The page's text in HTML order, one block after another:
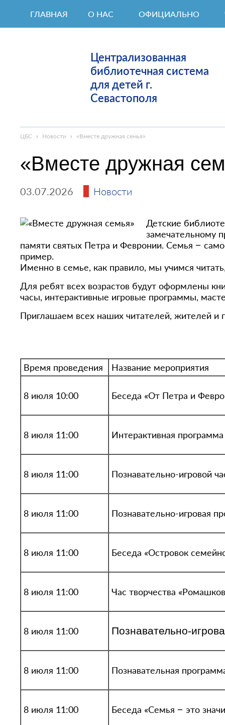
ГЛАВНАЯ О НАС ОФИЦИАЛЬНО
Централизованная
библиотечная система
для детей г.
Севастополя
ЦБС › Новости › «Вместе дружная семья»
«Вместе дружная
03.07.2026 Новости
Детские
замечательному
памяти святых Петра и Февронии. Семья –
пример.
Именно в семье, как правило, мы учимся
Для ребят всех возрастов будут оформлены
часы, интерактивные игровые программы,
Приглашаем всех наших читателей, жителей и
Время проведения Название мероприятия
8 июля 10:00 Беседа «От Петра и
8 июля 11:00 Интерактивная
8 июля 11:00 Познавательно-игровой
8 июля 11:00 Познавательно-игровая
8 июля 11:00 Беседа «Островок
8 июля 11:00 Час творчества
8 июля 11:00 Познавательно-
8 июля 11:00 Познавательная
8 июля 11:00 Беседа «Семья – это